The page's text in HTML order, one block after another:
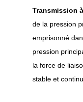
Transmission
de la pression
emprisonné
pression
la force de
stable et